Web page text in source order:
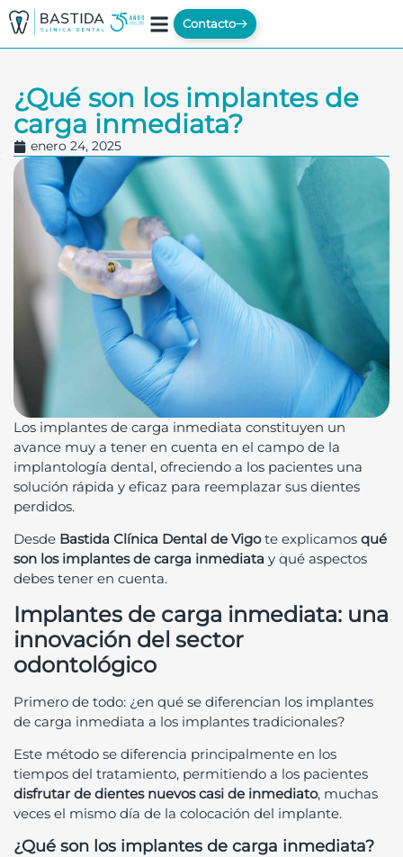
Contacto
¿Qué son los implantes de
carga inmediata?
enero 24, 2025
Los implantes de carga inmediata constituyen un
avance muy a tener en cuenta en el campo de la
implantología dental, ofreciendo a los pacientes una
solución rápida y eficaz para reemplazar sus dientes
perdidos.
Desde Bastida Clínica Dental de Vigote explicamos qué
son los implantes de carga inmediata y qué aspectos
debes tener en cuenta.
Implantes de carga inmediata: una
innovación del sector
odontológico
Primero de todo: ¿en qué se diferencian los implantes
de carga inmediata a los implantes tradicionales?
Este método se diferencia principalmente en los
tiempos del tratamiento, permitiendo a los pacientes
disfrutar de dientes nuevos casi de inmediato, muchas
veces el mismo día de la colocación del implante.
¿Qué son los implantes de carga inmediata?